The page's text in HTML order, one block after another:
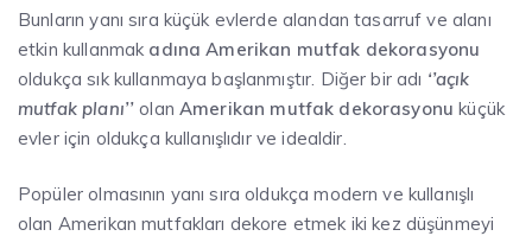
Bunların yanı sıra küçük evlerde alandan tasarruf ve alanı
etkin kullanmak adına Amerikan mutfak dekorasyonu
oldukça sık kullanmaya başlanmıştır. Diğer bir adı ‘’açık
mutfak planı’’ olanAmerikan mutfak dekorasyonu küçük
evler için oldukça kullanışlıdır ve idealdir.
Popüler olmasının yanı sıra oldukça modern ve kullanışlı
olan Amerikan mutfakları dekore etmek iki kez düşünmeyi